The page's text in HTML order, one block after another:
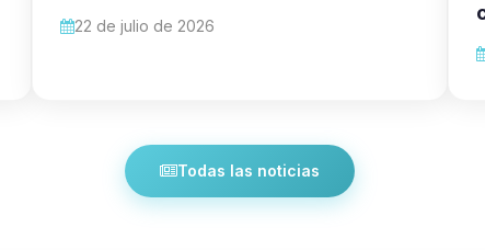
22 de julio de 2026
Todas las noticias